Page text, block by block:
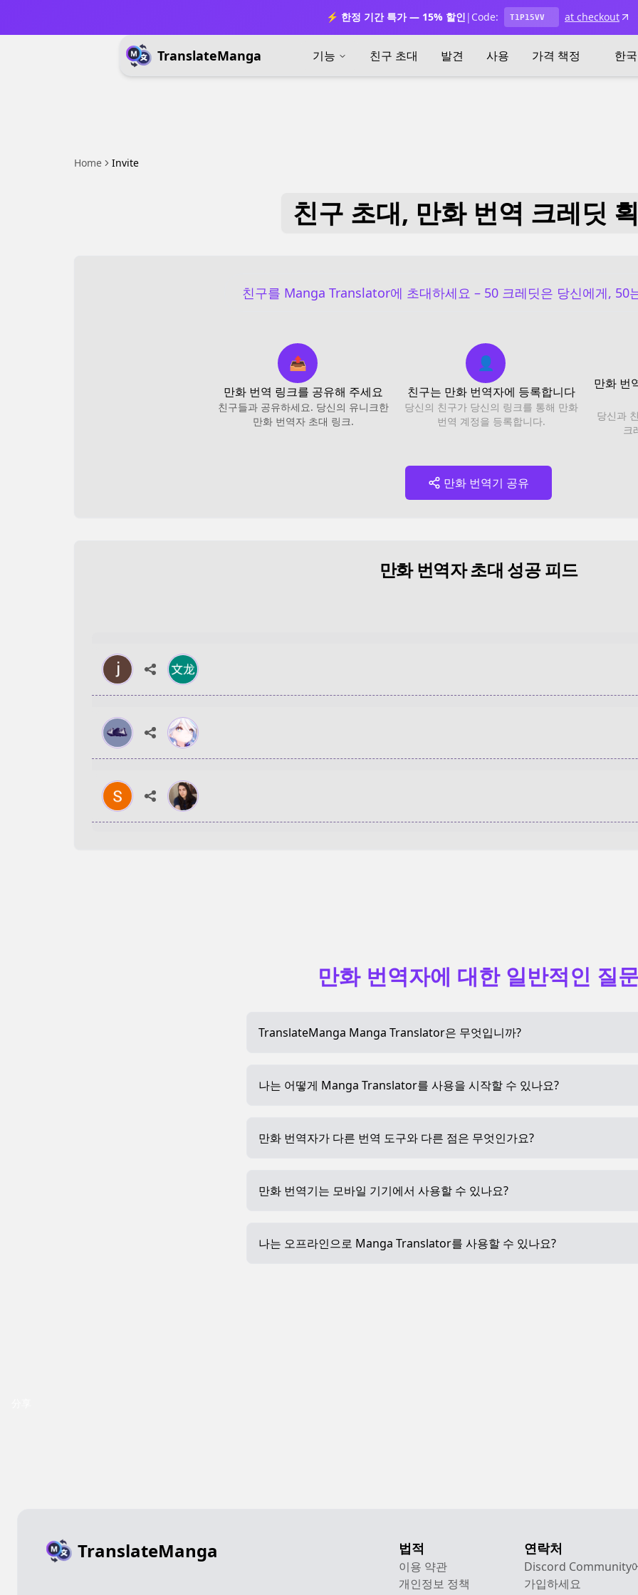
⚡ 한정 기간 특가 — 15% 할인 | Code: T1P15VV at checkout
TranslateManga 기능 친구 초대 발견 사용 가격 책정 한
Home Invite
친구 초대, 만화 번역 크레딧
친구를 Manga Translator에 초대하세요 – 50 크레딧은 당신에게, 50
📤
만화 번역 링크를 공유해 주세요
친구들과 공유하세요. 당신의 유니크한
만화 번역자 초대 링크.
👤
친구는 만화 번역자에 등록합니다
당신의 친구가 당신의 링크를 통해 만화
번역 계정을 등록합니다.
만화 번
당신과
크
만화 번역기 공유
만화 번역자 초대 성공 피드
만화 번역자에 대한 일반적인 질
TranslateManga Manga Translator은 무엇입니까?
나는 어떻게 Manga Translator를 사용을 시작할 수 있나요?
만화 번역자가 다른 번역 도구와 다른 점은 무엇인가요?
만화 번역기는 모바일 기기에서 사용할 수 있나요?
나는 오프라인으로 Manga Translator를 사용할 수 있나요?
TranslateManga 법적
이용 약관
개인정보 정책
연락처
Discord Community
가입하세요